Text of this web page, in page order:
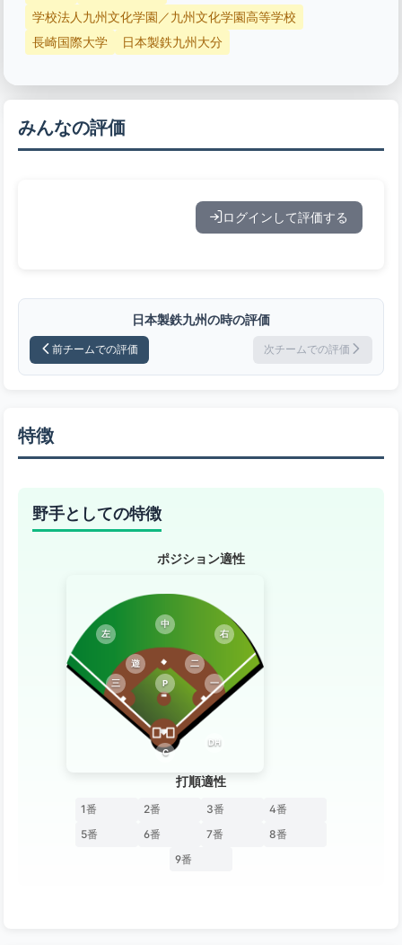
学校法人九州文化学園／九州文化学園高等学校
長崎国際大学
日本製鉄九州大分
みんなの評価
ログインして評価する
日本製鉄九州の時の評価
前チームでの評価 次チームでの評価
特徴
野手としての特徴
ポジション適性
P
C
一
二
三
遊
左
中
右
DH
打順適性
1番 2番 3番
4番
5番
6番 7番
8番
9番